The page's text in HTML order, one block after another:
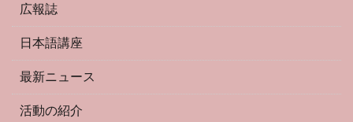
広報誌
日本語講座
最新ニュース
活動の紹介